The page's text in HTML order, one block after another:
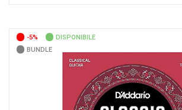
-5%
DISPONIBILE
BUNDLE